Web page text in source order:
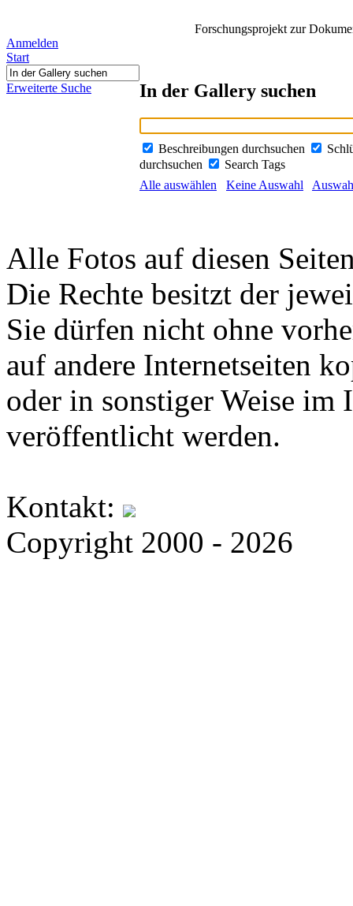
Forschungsprojekt zur
Anmelden
Start
Erweiterte Suche In der Gallery suchen
Beschreibungen durchsuchen
durchsuchen
Search Tags
Alle auswählen
Keine Auswahl
Alle Fotos auf diesen
Die Rechte besitzt der
Sie dürfen nicht ohne
auf andere Internetseiten
oder in sonstiger Weise im
veröffentlicht werden.
Kontakt:
Copyright 2000 - 2026